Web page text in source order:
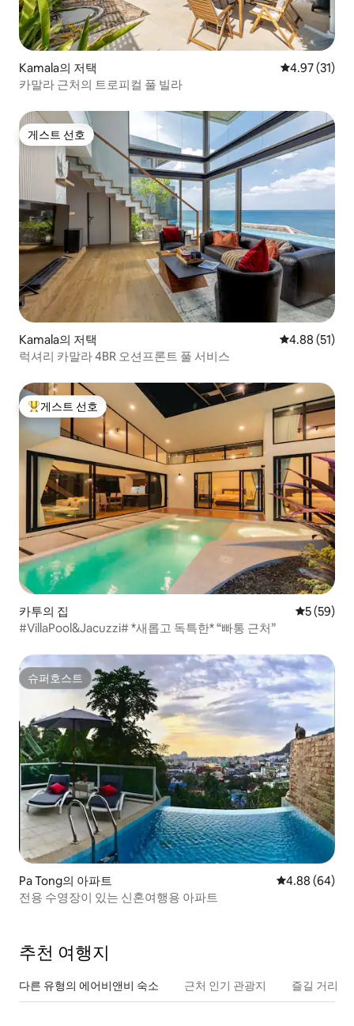
Kamala의 저택 평점 4.97점
4.97 (31)
카말라 근처의 트로피컬 풀 빌라
게스트 선호
게스트 선호
Kamala의 저택 평점 4.88점
4.88 (51)
럭셔리 카말라 4BR 오션프론트 풀 서비스
상위 게스트 선호
게스트 선호
카투의 집 평점 5점(5
5 (59)
#VillaPool&Jacuzzi# *새롭고 독특한* “빠통 근처”
슈퍼호스트
슈퍼호스트
Pa Tong의 아파트 평점 4.88점(5
4.88 (64)
전용 수영장이 있는 신혼여행용 아파트
추천 여행지
다른 유형의 에어비앤비 숙소 근처 인기 관광지 즐길 거리